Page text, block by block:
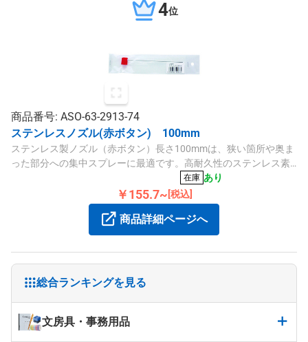
総合ランキングを見る
文房具・事務用品
4位
商品番号: ASO-63-2913-74
ステンレスノズル(赤ボタン) 100mm
ステンレス製ノズル（赤ボタン）長さ100mmは、狭い箇所や奥ま
った部分への集中スプレーに最適です。高耐久性のステンレス素
在庫 あり
￥155.7~[税込]
商品詳細ページへ